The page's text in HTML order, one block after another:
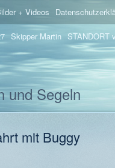
+ Videos
Skipper Martin STANDORT
und Segeln
mit Buggy